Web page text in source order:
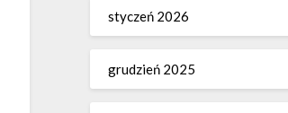
styczeń 2026
grudzień 2025